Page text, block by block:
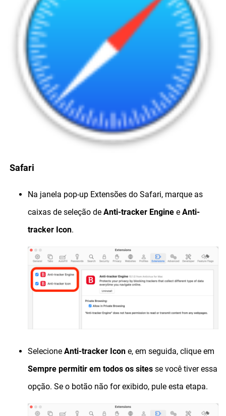
Safari
Na janela pop-up Extensões do Safari, marque as
caixas de seleção de Anti-tracker Engine e Anti-
tracker Icon.
Selecione Anti-tracker Icon e, em seguida, clique em
Sempre permitir em todos os sites se você tiver essa
opção. Se o botão não for exibido, pule esta etapa.